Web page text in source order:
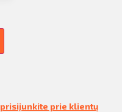
prisijunkite prie klientų